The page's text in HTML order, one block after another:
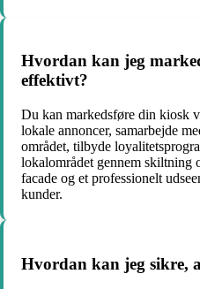
Hvordan kan jeg
effektivt?
Du kan markedsføre din kiosk
lokale annoncer, samarbejde
området, tilbyde
lokalområdet gennem skiltning
facade og et professionelt
kunder.
Hvordan kan jeg sikre,